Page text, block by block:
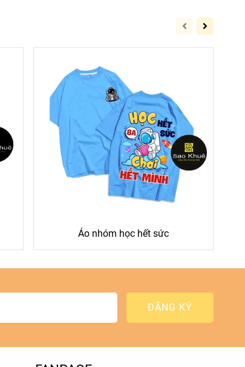
Áo nhóm học hết sức
ĐĂNG KÝ